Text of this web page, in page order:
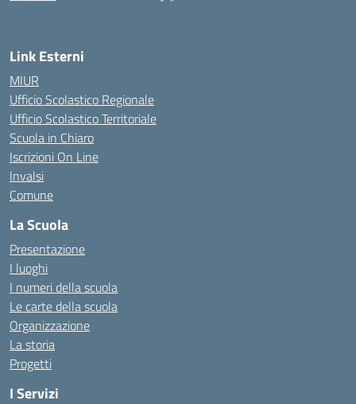
Link Esterni
MIUR
Ufficio Scolastico Regionale
Ufficio Scolastico Territoriale
Scuola in Chiaro
Iscrizioni On Line
Invalsi
Comune
La Scuola
Presentazione
I luoghi
I numeri della scuola
Le carte della scuola
Organizzazione
La storia
Progetti
I Servizi